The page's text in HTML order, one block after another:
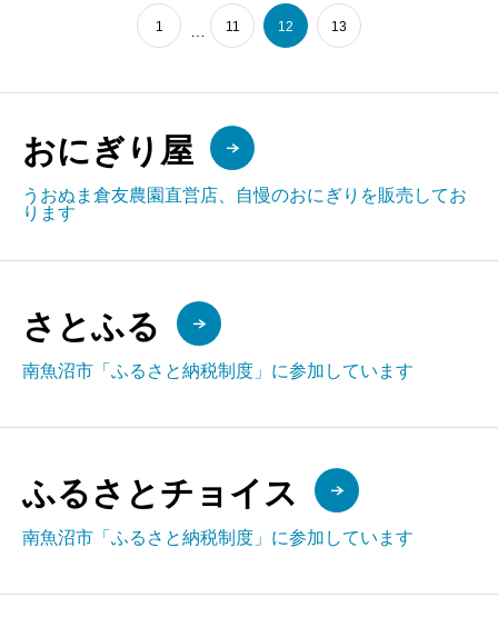
1 11 12 13
おにぎり屋
うおぬま倉友農園直営店、自慢のおにぎりを販売してお
ります
さとふる
南魚沼市「ふるさと納税制度」に参加しています
ふるさとチョイス
南魚沼市「ふるさと納税制度」に参加しています